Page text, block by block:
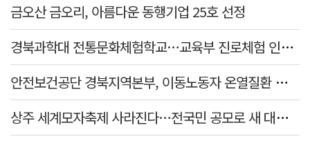
금오산 금오리, 아름다운 동행기업 25호 선정
경북과학대 전통문화체험학교…교육부 진로체험 인증기관 선정
안전보건공단 경북지역본부, 이동노동자 온열질환 예방 캠페인
상주 세계모자축제 사라진다…전국민 공모로 새 대표축제 발굴 나서